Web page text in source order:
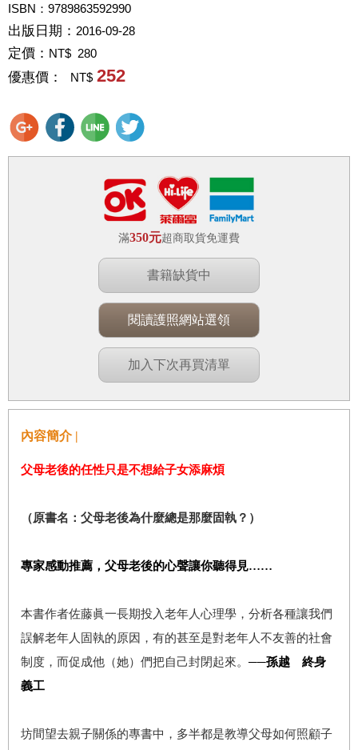
ISBN：9789863592990
出版日期： 2016-09-28
定價： NT$ 280
優惠價： NT$ 252
滿350元超商取貨免運費
書籍缺貨中
閱讀護照網站選領
加入下次再買清單
內容簡介 |
父母老後的任性只是不想給子女添麻煩
（原書名：父母老後為什麼總是那麼固執？）
專家感動推薦，父母老後的心聲讓你聽得見……
本書作者佐藤眞一長期投入老年人心理學，分析各種讓我們
誤解老年人固執的原因，有的甚至是對老年人不友善的社會
制度，而促成他（她）們把自己封閉起來。 ──孫越 終身
義工
坊間望去親子關係的專書中，多半都是教導父母如何照顧子